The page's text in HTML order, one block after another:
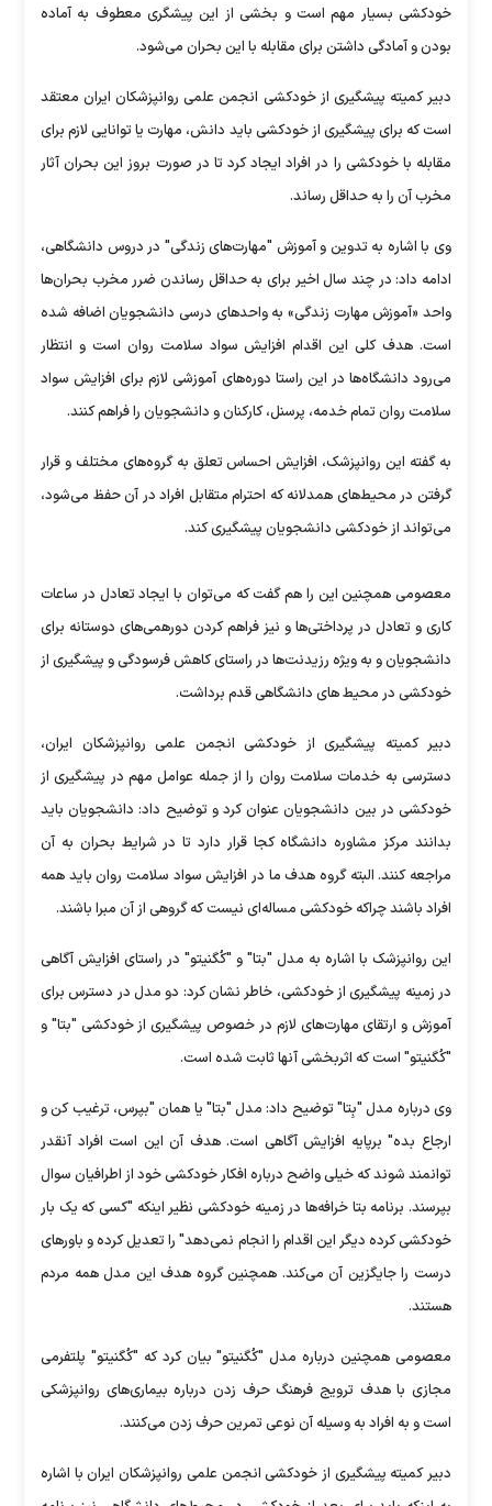
خودکشی بسیار مهم است و بخشی از این پیشگری معطوف به آماده
بودن و آمادگی داشتن برای مقابله با این بحران می‌شود.
دبیر کمیته پیشگیری از خودکشی انجمن علمی روانپزشکان ایران معتقد
است که برای پیشگیری از خودکشی باید دانش، مهارت یا توانایی لازم برای
مقابله با خودکشی را در افراد ایجاد کرد تا در صورت بروز این بحران آثار
مخرب آن را به حداقل رساند.
وی با اشاره به تدوین و آموزش "مهارت‌های زندگی" در دروس دانشگاهی،
ادامه داد: در چند سال اخیر برای به حداقل رساندن ضرر مخرب بحران‌ها
واحد «آموزش مهارت زندگی» به واحدهای درسی دانشجویان اضافه شده
است. هدف کلی این اقدام افزایش سواد سلامت روان است و انتظار
می‌رود دانشگاه‌ها در این راستا دوره‌های آموزشی لازم برای افزایش سواد
سلامت روان تمام خدمه، پرسنل، کارکنان و دانشجویان را فراهم کنند.
به گفته این روانپزشک، افزایش احساس تعلق به گروه‌های مختلف و قرار
گرفتن در محیط‌های همدلانه که احترام متقابل افراد در آن حفظ می‌شود،
می‌تواند از خودکشی دانشجویان پیشگیری کند.
معصومی همچنین این را هم گفت که می‌توان با ایجاد تعادل در ساعات
کاری و تعادل در پرداختی‌ها و نیز فراهم کردن دورهمی‌های دوستانه برای
دانشجویان و به ویژه رزیدنت‌ها در راستای کاهش فرسودگی و پیشگیری از
خودکشی در محیط های دانشگاهی قدم برداشت.
دبیر کمیته پیشگیری از خودکشی انجمن علمی روانپزشکان ایران،
دسترسی به خدمات سلامت روان را از جمله عوامل مهم در پیشگیری از
خودکشی در بین دانشجویان عنوان کرد و توضیح داد: دانشجویان باید
بدانند مرکز مشاوره دانشگاه کجا قرار دارد تا در شرایط بحران به آن
مراجعه کنند. البته گروه هدف ما در افزایش سواد سلامت روان باید همه
افراد باشند چراکه خودکشی مساله‌ای نیست که گروهی از آن مبرا باشند.
این روانپزشک با اشاره به مدل "بتا" و "کُگنیتو" در راستای افزایش آگاهی
در زمینه پیشگیری از خودکشی، خاطر نشان کرد: دو مدل در دسترس برای
آموزش و ارتقای مهارت‌های لازم در خصوص پیشگیری از خودکشی "بتا" و
"کُگنیتو" است که اثربخشی آنها ثابت شده است.
وی درباره مدل "بِتا" توضیح داد: مدل "بتا" یا همان "بپرس، ترغیب کن و
ارجاع بده" برپایه افزایش آگاهی است. هدف آن این است افراد آنقدر
توانمند شوند که خیلی واضح درباره افکار خودکشی خود از اطرافیان سوال
بپرسند. برنامه بتا خرافه‌ها در زمینه خودکشی نظیر اینکه "کسی که یک بار
خودکشی کرده دیگر این اقدام را انجام نمی‌دهد" را تعدیل کرده و باورهای
درست را جایگزین آن می‌کند. همچنین گروه هدف این مدل همه مردم
هستند.
معصومی همچنین درباره مدل "کُگنیتو" بیان کرد که "کُگنیتو" پلتفرمی
مجازی با هدف ترویج فرهنگ حرف زدن درباره بیماری‌های روانپزشکی
است و به افراد به وسیله آن نوعی تمرین حرف زدن می‌کنند.
دبیر کمیته پیشگیری از خودکشی انجمن علمی روانپزشکان ایران با اشاره